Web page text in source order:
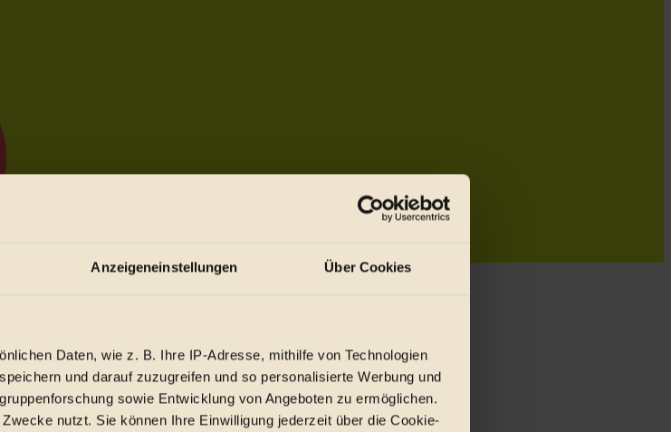
Anzeigeneinstellungen Über Cookies
Daten, wie z. B. Ihre IP-Adresse, mithilfe von Technologien
und darauf zuzugreifen und so personalisierte Werbung und
sowie Entwicklung von Angeboten zu ermöglichen.
nutzt. Sie können Ihre Einwilligung jederzeit über die Cookie-